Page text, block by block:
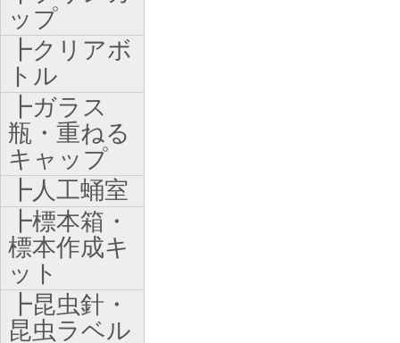
ップ
┣クリアボ
トル
┣ガラス
瓶・重ねる
キャップ
┣人工蛹室
┣標本箱・
標本作成キ
ット
┣昆虫針・
昆虫ラベル